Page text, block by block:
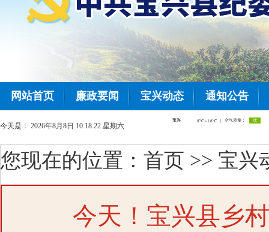
网站首页 廉政要闻 宝兴动态 通知公告
今天是： 2026年8月8日 10:18:23 星期六
您现在的位置： 首页 >> 宝兴
今天！宝兴县乡